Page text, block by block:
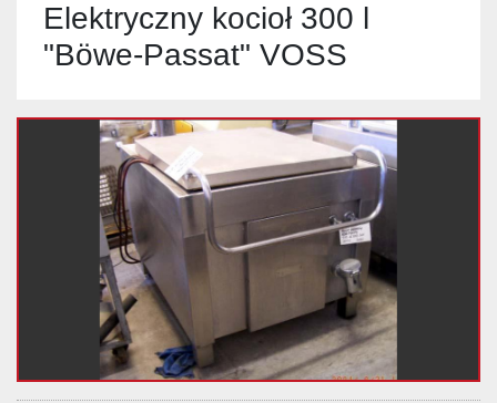
Elektryczny kocioł 300 l
"Böwe-Passat" VOSS